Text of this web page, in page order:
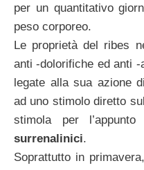
per un quantitativo
peso corporeo.
Le proprietà del ribes
anti -dolorifiche ed anti
legate alla sua azione
ad uno stimolo diretto
stimola per
surrenalinici.
Soprattutto in